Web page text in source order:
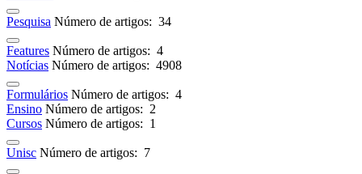
Pesquisa Número de artigos: 34
Features Número de artigos: 4
Notícias Número de artigos: 4908
Formulários Número de artigos: 4
Ensino Número de artigos: 2
Cursos Número de artigos: 1
Unisc Número de artigos: 7